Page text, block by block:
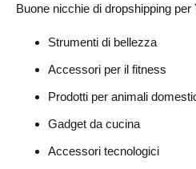
Buone nicchie di dropshipping per
Strumenti di bellezza
Accessori per il fitness
Prodotti per animali
Gadget da cucina
Accessori tecnologici